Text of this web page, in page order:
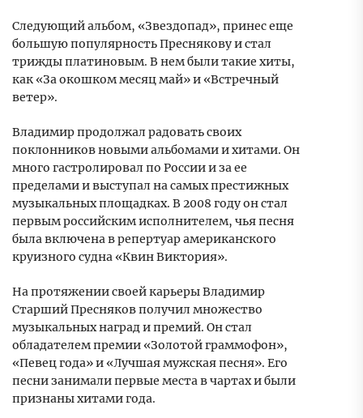
Следующий альбом, «Звездопад», принес еще
большую популярность Преснякову и стал
трижды платиновым. В нем были такие хиты,
как «За окошком месяц май» и «Встречный
ветер».
Владимир продолжал радовать своих
поклонников новыми альбомами и хитами. Он
много гастролировал по России и за ее
пределами и выступал на самых престижных
музыкальных площадках. В 2008 году он стал
первым российским исполнителем, чья песня
была включена в репертуар американского
круизного судна «Квин Виктория».
На протяжении своей карьеры Владимир
Старший Пресняков получил множество
музыкальных наград и премий. Он стал
обладателем премии «Золотой граммофон»,
«Певец года» и «Лучшая мужская песня». Его
песни занимали первые места в чартах и были
признаны хитами года.